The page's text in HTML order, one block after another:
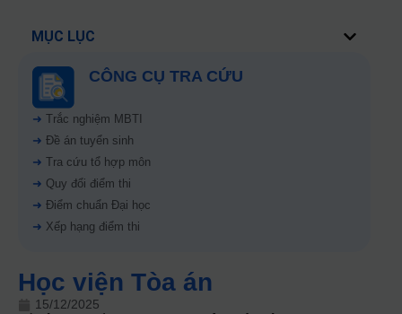
MỤC LỤC
CÔNG CỤ TRA CỨU
➜ Trắc nghiệm MBTI
➜ Đề án tuyển sinh
➜ Tra cứu tổ hợp môn
➜ Quy đổi điểm thi
➜ Điểm chuẩn Đại học
➜ Xếp hạng điểm thi
Học viện Tòa án
15/12/2025